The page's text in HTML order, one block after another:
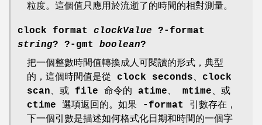
粒度。這個值只應用於流逝了的時間的相對測量。
clock format clockValue ?-format
string? ?-gmt boolean?
把一個整數時間值轉換成人可閱讀的形式，典型
的，這個時間值是從 clock seconds、 clock
scan、或 file 命令的 atime、 mtime、或
ctime 選項返回的。如果 -format
引數存在，
下一個引數是描述如何格式化日期和時間的一個字